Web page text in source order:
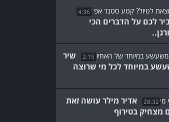
4:36
לכם על הדברים הכי
2:15
שיר
במיוחד לכל מי שרוצה
28:32
אדיר מילר עושה זאת
מצחיק בטירוף